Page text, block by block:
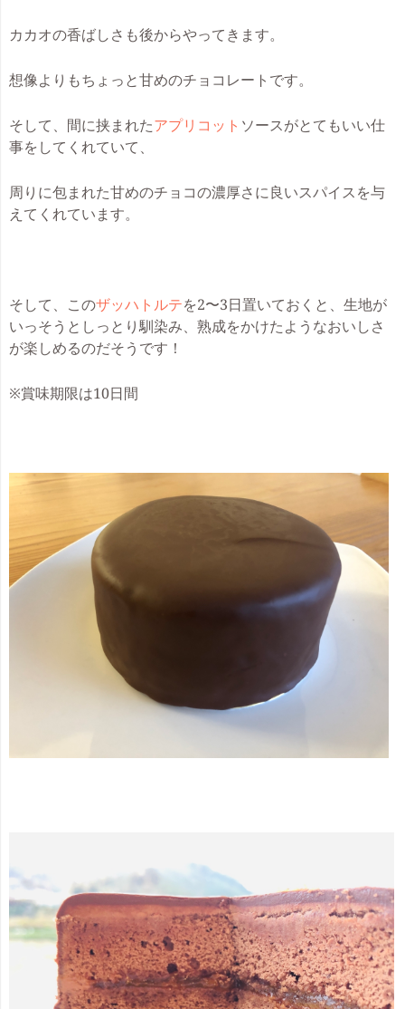
カカオの香ばしさも後からやってきます。
想像よりもちょっと甘めのチョコレート です。
そして、 間に挟まれたアプリコット ソースがとてもいい仕
事をしてくれていて、
周りに包まれた甘めのチョコの濃厚さに良いスパイスを与
えてくれています。
そして、このザッハトルテを2〜3日置いておくと、生地が
いっそうとしっとり馴染み、熟成をかけたようなおいしさ
が楽しめるのだそうです！
※賞味期限は10日間